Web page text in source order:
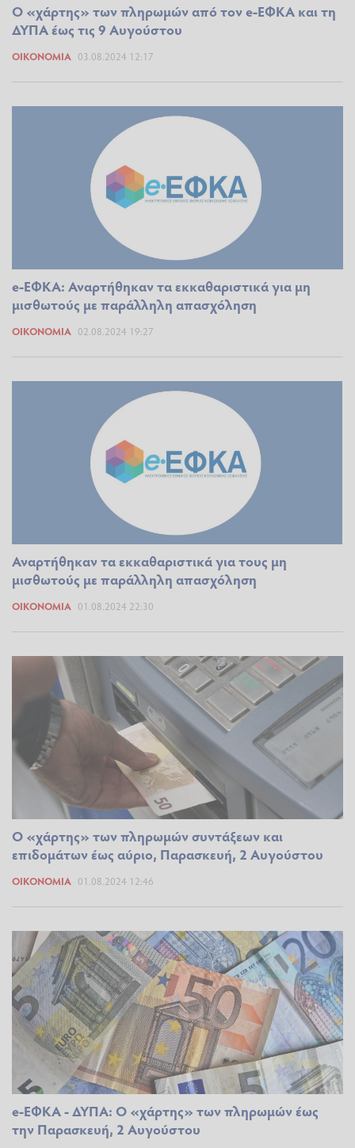
Ο «χάρτης» των πληρωμών από τον e-ΕΦΚΑ και τη
ΔΥΠΑ έως τις 9 Αυγούστου
ΟΙΚΟΝΟΜΊΑ 03.08.2024 12:17
e-ΕΦΚΑ: Αναρτήθηκαν τα εκκαθαριστικά για μη
μισθωτούς με παράλληλη απασχόληση
ΟΙΚΟΝΟΜΊΑ 02.08.2024 19:27
Αναρτήθηκαν τα εκκαθαριστικά για τους μη
μισθωτούς με παράλληλη απασχόληση
ΟΙΚΟΝΟΜΊΑ 01.08.2024 22:30
Ο «χάρτης» των πληρωμών συντάξεων και
επιδομάτων έως αύριο, Παρασκευή, 2 Αυγούστου
ΟΙΚΟΝΟΜΊΑ 01.08.2024 12:46
e-ΕΦΚΑ - ΔΥΠΑ: Ο «χάρτης» των πληρωμών έως
την Παρασκευή, 2 Αυγούστου